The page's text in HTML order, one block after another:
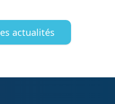
actualités